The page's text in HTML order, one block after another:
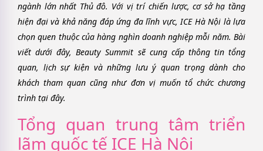
ngành lớn nhất Thủ đô. Với vị trí chiến lược, cơ sở hạ tầng
hiện đại và khả năng đáp ứng đa lĩnh vực, ICE Hà Nội là lựa
chọn quen thuộc của hàng nghìn doanh nghiệp mỗi năm. Bài
viết dưới đây, Beauty Summit sẽ cung cấp thông tin tổng
quan, lịch sự kiện và những lưu ý quan trọng dành cho
khách tham quan cũng như đơn vị muốn tổ chức chương
trình tại đây.
Tổng quan trung tâm triển
lãm quốc tế ICE Hà Nội